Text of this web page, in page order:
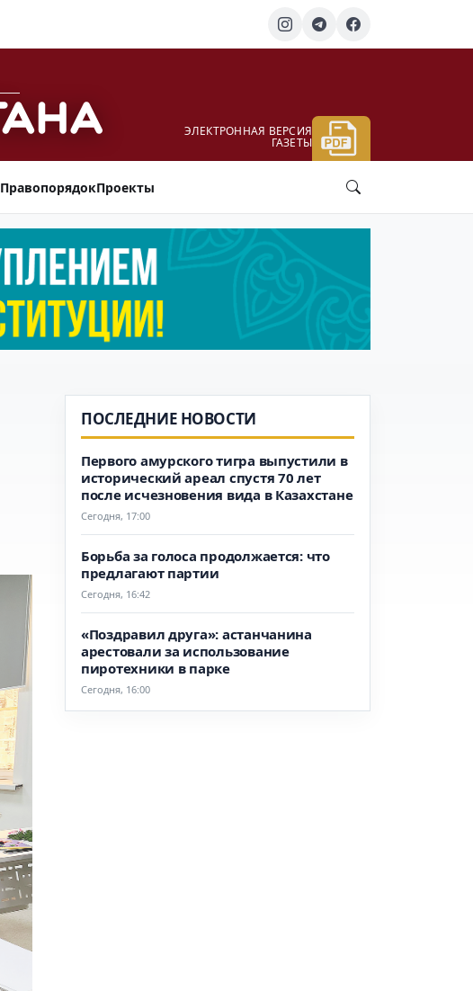
ЭЛЕКТРОННАЯ ВЕРСИЯ
ГАЗЕТЫ
ПравопорядокПроекты
ПОСЛЕДНИЕ НОВОСТИ
Первого амурского тигра выпустили в
исторический ареал спустя 70 лет
после исчезновения вида в Казахстане
Сегодня, 17:00
Борьба за голоса продолжается: что
предлагают партии
Сегодня, 16:42
«Поздравил друга»: астанчанина
арестовали за использование
пиротехники в парке
Сегодня, 16:00